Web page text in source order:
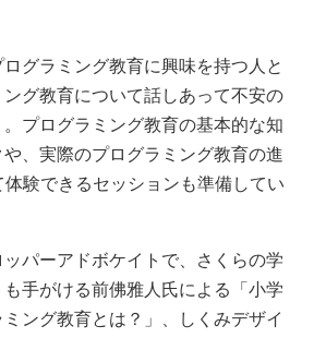
グラミング教育に興味を持つ人と
グ教育について話しあって不安の
プログラミング教育の基本的な知
、実際のプログラミング教育の進
験できるセッションも準備してい
パーアドボケイトで、さくらの学
手がける前佛雅人氏による「小学
ング教育とは？」、しくみデザイ